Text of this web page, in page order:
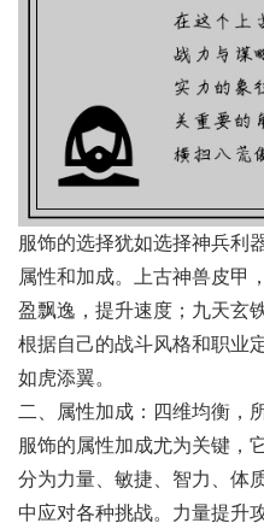
服饰的选择犹如选择神兵利
属性和加成。上古神兽皮甲
盈飘逸，提升速度；九天玄
根据自己的战斗风格和职业
如虎添翼。
二、属性加成：四维均衡，
服饰的属性加成尤为关键，
分为力量、敏捷、智力、体
中应对各种挑战。力量提升